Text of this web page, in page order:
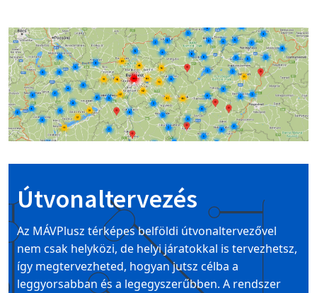
Image
Útvonaltervezés
Az MÁVPlusz térképes belföldi útvonaltervezővel
nem csak helyközi, de helyi járatokkal is tervezhetsz,
így megtervezheted, hogyan jutsz célba a
leggyorsabban és a legegyszerűbben. A rendszer